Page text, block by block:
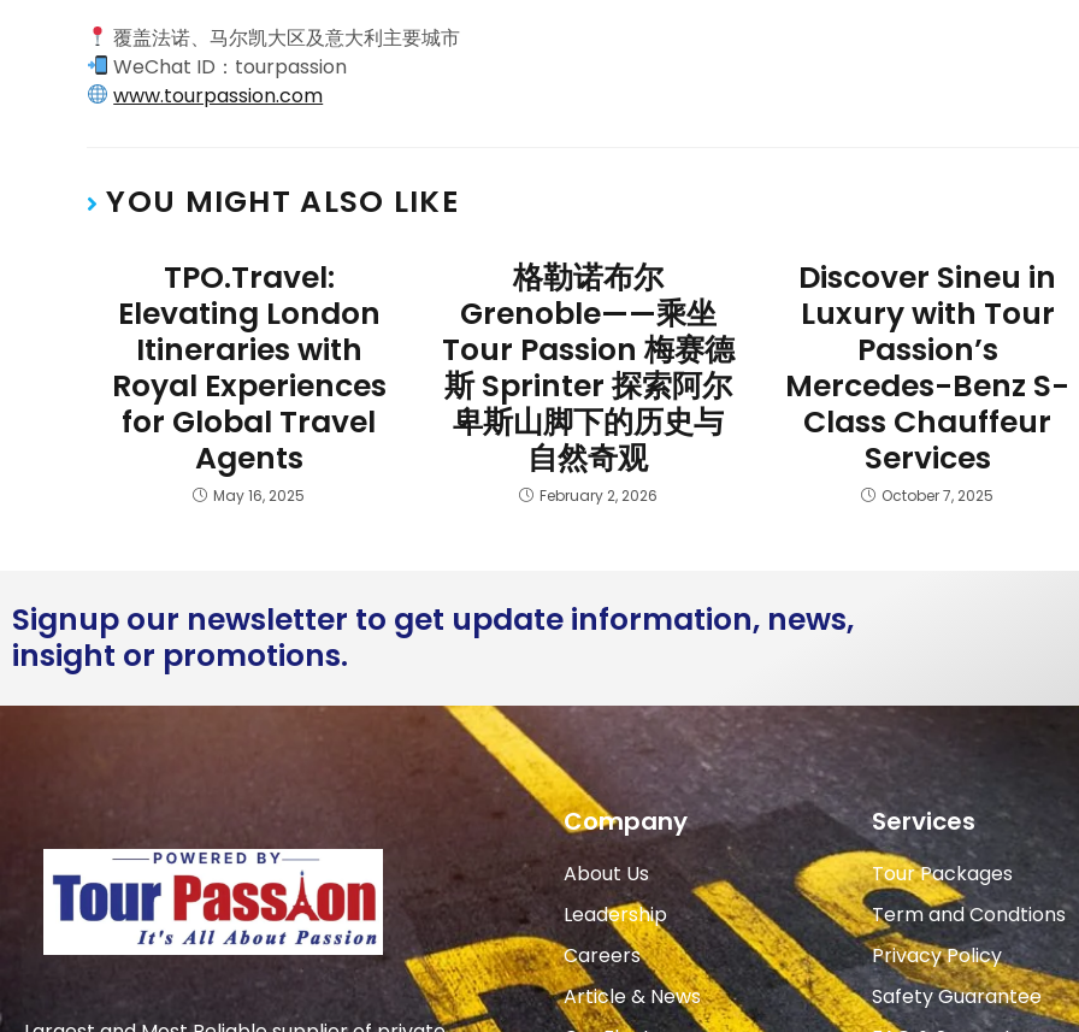
覆盖法诺、马尔凯大区及意大利主要城市
WeChat ID：tourpassion
www.tourpassion.com
YOU MIGHT ALSO LIKE
TPO.Travel:
Elevating London
Itineraries with
Royal Experiences
for Global Travel
Agents
May 16, 2025
格勒诺布尔
Grenoble——乘坐
Tour Passion 梅赛德
斯 Sprinter 探索阿尔
卑斯山脚下的历史与
自然奇观
February 2, 2026
Discover Sineu in
Luxury with Tour
Passion’s
Mercedes-Benz S-
Class Chauffeur
Services
October 7, 2025
Signup our newsletter to get update information, news,
insight or promotions.
Company
About Us
Leadership
Careers
Article & News
Services
Tour Packages
Term and Condtions
Privacy Policy
Safety Guarantee